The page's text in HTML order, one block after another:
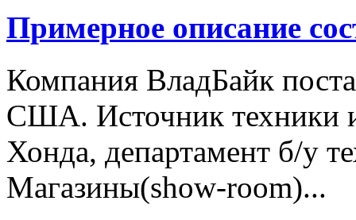
Примерное описание
Компания ВладБайк
США. Источник техники
Хонда, департамент б/у
Магазины(show-room)...